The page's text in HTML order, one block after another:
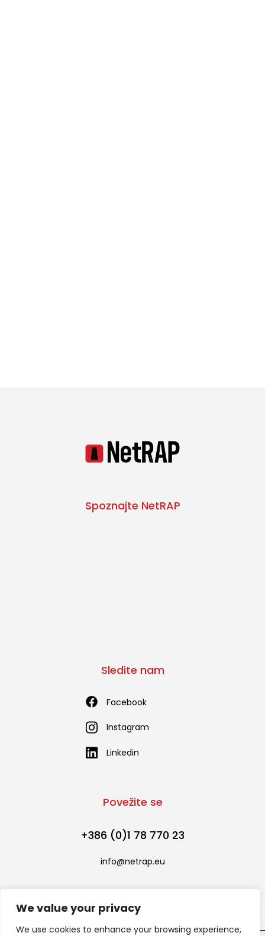
We value your privacy
We use cookies to enhance your browsing experience,
Spoznajte NetRAP
Sledite nam
Facebook
Instagram
Linkedin
Povežite se
+386 (0)1 78 770 23
info@netrap.eu